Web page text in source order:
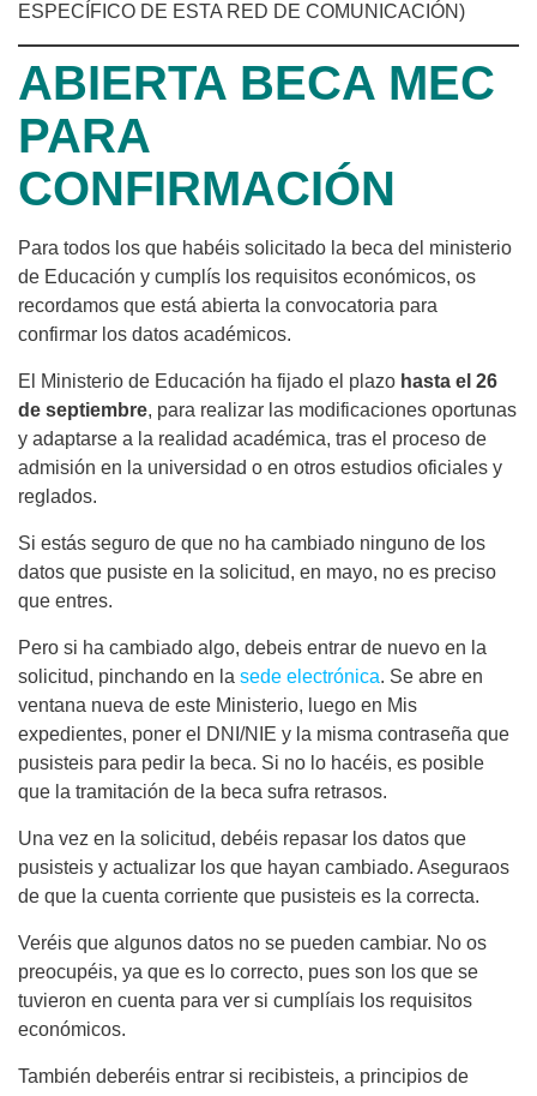
ESPECÍFICO DE ESTA RED DE COMUNICACIÓN)
ABIERTA BECA MEC
PARA
CONFIRMACIÓN
Para todos los que habéis solicitado la beca del ministerio
de Educación y cumplís los requisitos económicos, os
recordamos que está abierta la convocatoria para
confirmar los datos académicos.
El Ministerio de Educación ha fijado el plazo hasta el 26
de septiembre, para realizar las modificaciones oportunas
y adaptarse a la realidad académica, tras el proceso de
admisión en la universidad o en otros estudios oficiales y
reglados.
Si estás seguro de que no ha cambiado ninguno de los
datos que pusiste en la solicitud, en mayo, no es preciso
que entres.
Pero si ha cambiado algo, debeis entrar de nuevo en la
solicitud, pinchando en la sede electrónica. Se abre en
ventana nueva de este Ministerio, luego en Mis
expedientes, poner el DNI/NIE y la misma contraseña que
pusisteis para pedir la beca. Si no lo hacéis, es posible
que la tramitación de la beca sufra retrasos.
Una vez en la solicitud, debéis repasar los datos que
pusisteis y actualizar los que hayan cambiado. Aseguraos
de que la cuenta corriente que pusisteis es la correcta.
Veréis que algunos datos no se pueden cambiar. No os
preocupéis, ya que es lo correcto, pues son los que se
tuvieron en cuenta para ver si cumplíais los requisitos
económicos.
También deberéis entrar si recibisteis, a principios de